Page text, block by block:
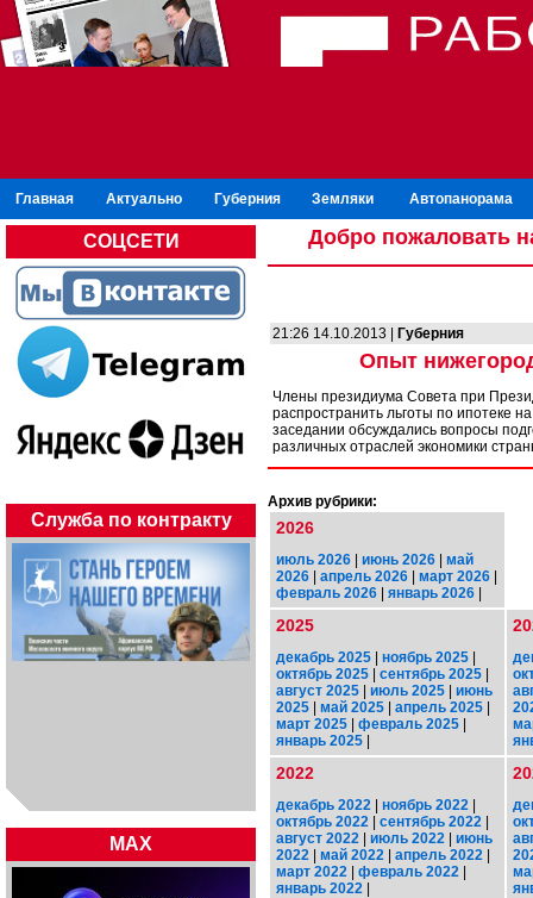
Главная Актуально Губерния Земляки Автопанорама
СОЦСЕТИ
Служба по контракту
MAX
Добро пожаловать
21:26 14.10.2013 | Губерния
Опыт
Члены президиума Совета при
распространить льготы по ипотеке
заседании обсуждались вопросы
различных отраслей экономики
Архив рубрики:
2026
июль 2026 | июнь 2026 | май
2026 | апрель 2026 | март 2026 |
февраль 2026 | январь 2026 |
2025
декабрь 2025 | ноябрь 2025 |
октябрь 2025 | сентябрь 2025 |
август 2025 | июль 2025 | июнь
2025 | май 2025 | апрель 2025 |
март 2025 | февраль 2025 |
январь 2025 |
2022
декабрь 2022 | ноябрь 2022 |
октябрь 2022 | сентябрь 2022 |
август 2022 | июль 2022 | июнь
2022 | май 2022 | апрель 2022 |
март 2022 | февраль 2022 |
январь 2022 |